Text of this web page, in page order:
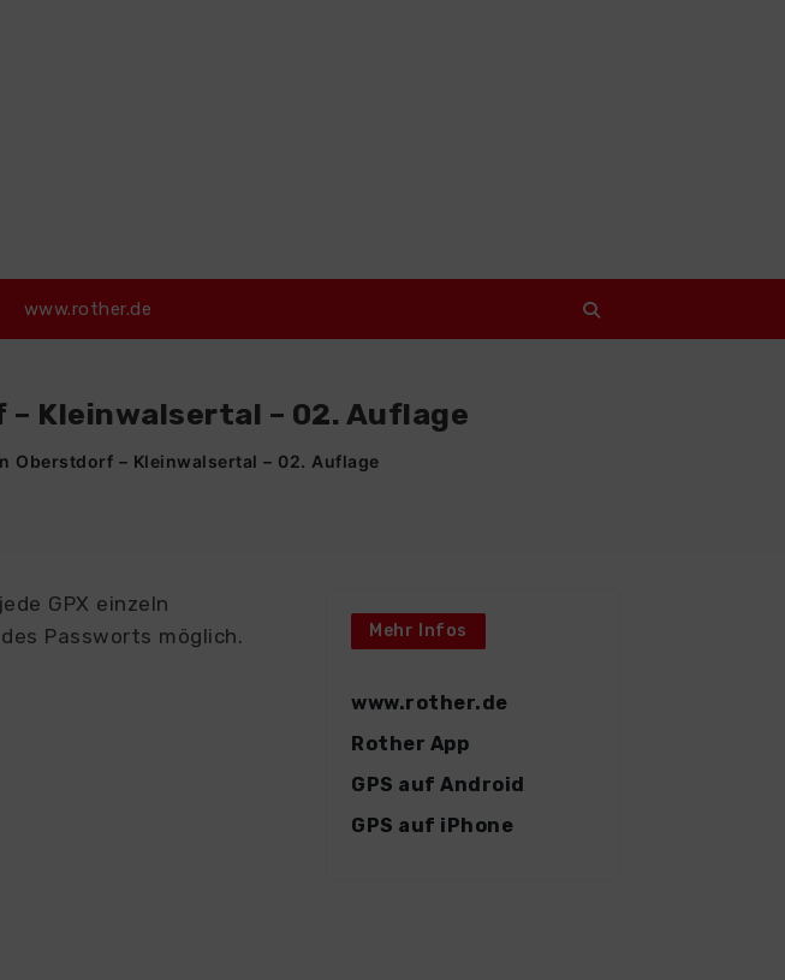
www.rother.de
Kleinwalsertal – 02. Auflage
Oberstdorf – Kleinwalsertal – 02. Auflage
GPX einzeln
Passworts möglich.
Mehr Infos
www.rother.de
Rother App
GPS auf Android
GPS auf iPhone